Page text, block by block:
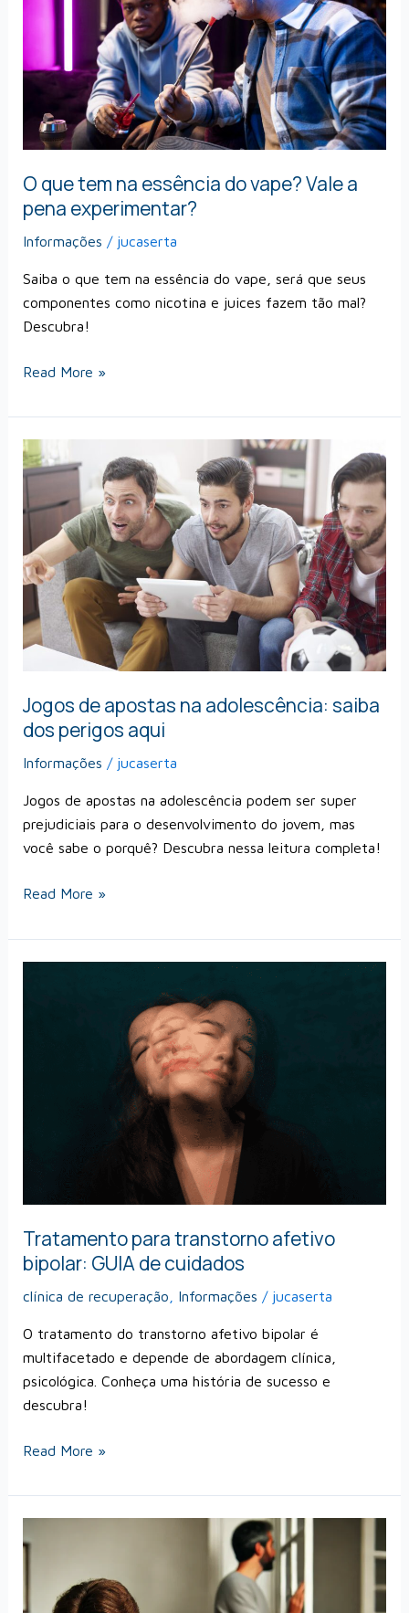
O que tem na essência do vape? Vale a
pena experimentar?
Informações / jucaserta
Saiba o que tem na essência do vape, será que seus
componentes como nicotina e juices fazem tão mal?
Descubra!
essência
vape?
Vale
pena
Read More »
Jogos de apostas na adolescência: saiba
dos perigos aqui
Informações / jucaserta
Jogos de apostas na adolescência podem ser super
prejudiciais para o desenvolvimento do jovem, mas
você sabe o porquê? Descubra nessa leitura completa!
Jogos
de
apostas
adolescência:
saiba
dos
perigos
aqui
Read More »
Tratamento para transtorno afetivo
bipolar: GUIA de cuidados
clínica de recuperação Informações / jucaserta
O tratamento do transtorno afetivo bipolar é
multifacetado e depende de abordagem clínica,
psicológica. Conheça uma história de sucesso e
descubra!
Read More »
que